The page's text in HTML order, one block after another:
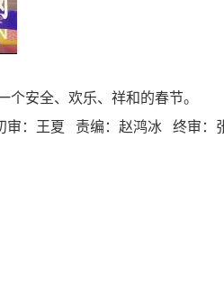
安全、欢乐、祥和的春节。
审：王夏 责编：赵鸿冰 终审：